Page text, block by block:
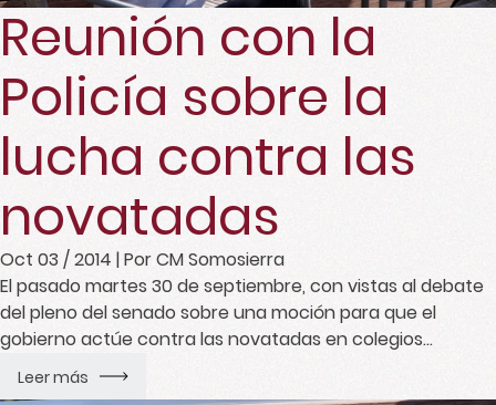
Reunión con la
Policía sobre la
lucha contra las
novatadas
Oct 03 / 2014 | Por CM Somosierra
El pasado martes 30 de septiembre, con vistas al debate
del pleno del senado sobre una moción para que el
gobierno actúe contra las novatadas en colegios
mayores, institutos y universidades, el Colegio Mayor
Leer más